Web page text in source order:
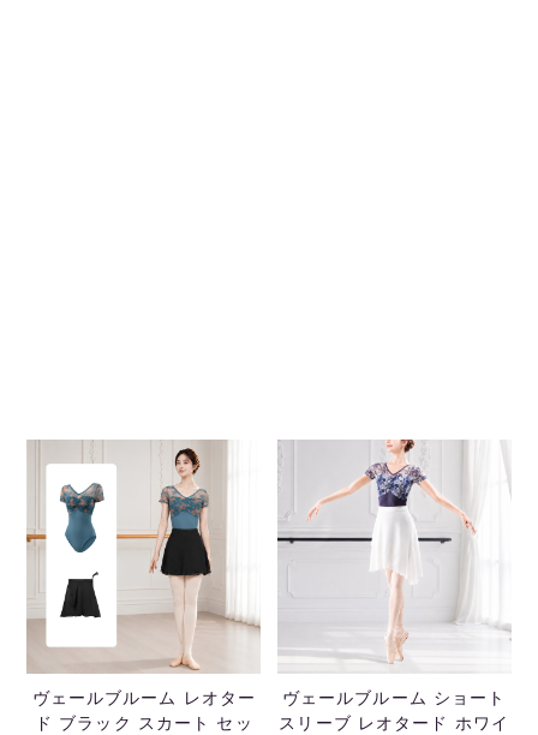
ヴェールブルーム レオター
ド ブラック スカート セッ
ヴェールブルーム ショート
スリーブ レオタード ホワイ